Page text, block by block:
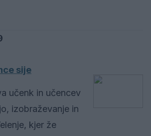
sije
učenk in učencev
izobraževanje in
kjer že